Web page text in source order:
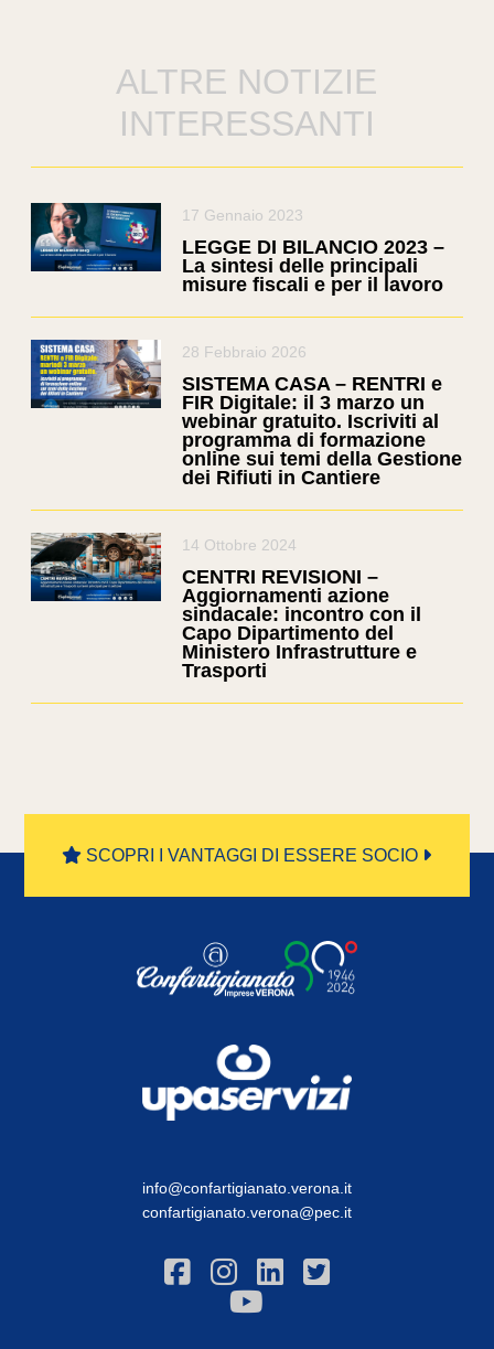
ALTRE NOTIZIE
INTERESSANTI
17 Gennaio 2023
LEGGE DI BILANCIO 2023 –
La sintesi delle principali
misure fiscali e per il lavoro
28 Febbraio 2026
SISTEMA CASA – RENTRI e
FIR Digitale: il 3 marzo un
webinar gratuito. Iscriviti al
programma di formazione
online sui temi della Gestione
dei Rifiuti in Cantiere
14 Ottobre 2024
CENTRI REVISIONI –
Aggiornamenti azione
sindacale: incontro con il
Capo Dipartimento del
Ministero Infrastrutture e
Trasporti
SCOPRI I VANTAGGI DI ESSERE SOCIO
info@confartigianato.verona.it
confartigianato.verona@pec.it